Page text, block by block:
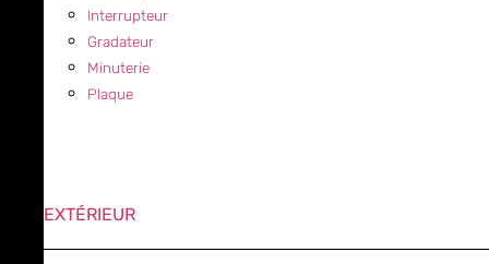
Interrupteur
Gradateur
Minuterie
Plaque
EXTÉRIEUR